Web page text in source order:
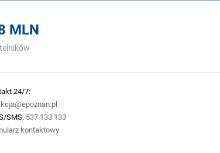
MLN
24/7:
SMS: 537 133 133
kontaktowy